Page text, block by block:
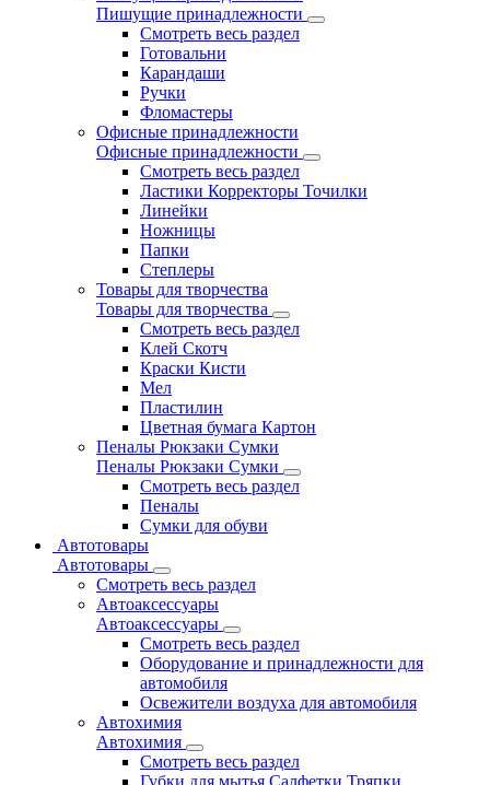
Пишущие принадлежности
Смотреть весь раздел
Готовальни
Карандаши
Ручки
Фломастеры
Офисные принадлежности
Офисные принадлежности
Смотреть весь раздел
Ластики Корректоры Точилки
Линейки
Ножницы
Папки
Степлеры
Товары для творчества
Товары для творчества
Смотреть весь раздел
Клей Скотч
Краски Кисти
Мел
Пластилин
Цветная бумага Картон
Пеналы Рюкзаки Сумки
Пеналы Рюкзаки Сумки
Смотреть весь раздел
Пеналы
Сумки для обуви
Автотовары
Автотовары
Смотреть весь раздел
Автоаксессуары
Автоаксессуары
Смотреть весь раздел
Оборудование и принадлежности для
автомобиля
Освежители воздуха для автомобиля
Автохимия
Автохимия
Смотреть весь раздел
Губки для мытья Салфетки Тряпки